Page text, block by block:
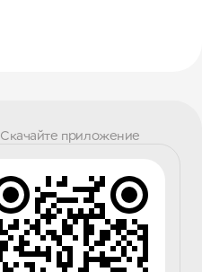
Скачайте приложение